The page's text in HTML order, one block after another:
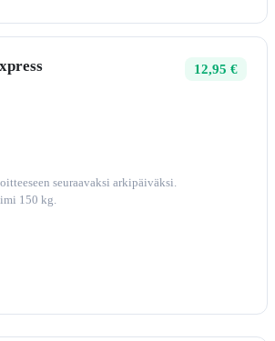
12,95 €
seuraavaksi arkipäiväksi.
150 kg.